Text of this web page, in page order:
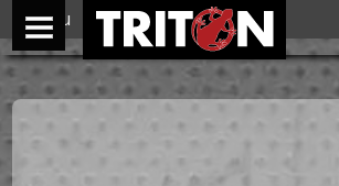
Menu